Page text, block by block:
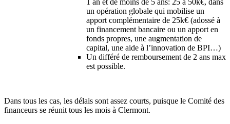
1 an et de moins de 5 ans: 25 à 50k€, dans
un opération globale qui mobilise un
apport complémentaire de 25k€ (adossé à
un financement bancaire ou un apport en
fonds propres, une augmentation de
capital, une aide à l’innovation de BPI…)
Un différé de remboursement de 2 ans max
est possible.
Dans tous les cas, les délais sont assez courts, puisque le Comité des
financeurs se réunit tous les mois à Clermont.